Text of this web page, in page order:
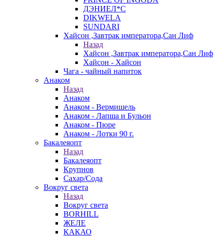
ДЭНИЕЛ*С
DIKWELA
SUNDARI
Хайсон ,Завтрак императора,Сан Лиф
Назад
Хайсон ,Завтрак императора,Сан Лиф
Хайсон - Хайсон
Чага - чайный напиток
Анаком
Назад
Анаком
Анаком - Вермишель
Анаком - Лапша и Бульон
Анаком - Пюре
Анаком - Лотки 90 г.
Бакалеяопт
Назад
Бакалеяопт
Крупнов
Сахар/Сода
Вокруг света
Назад
Вокруг света
BORHILL
ЖЕЛЕ
КАКАО